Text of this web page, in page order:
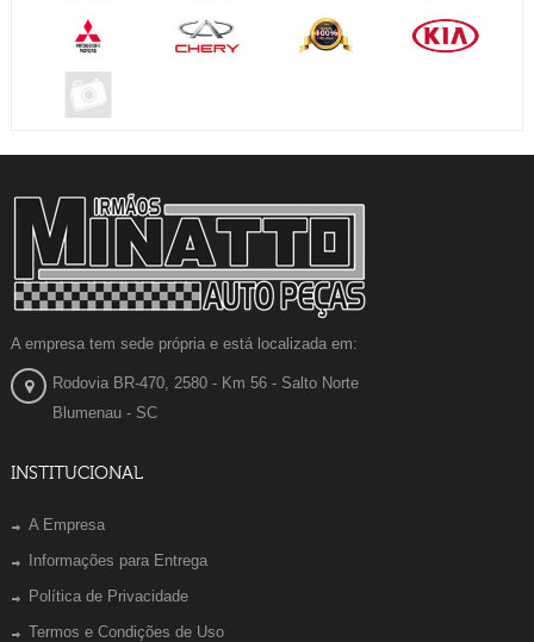
A empresa tem sede própria e está localizada em:
Rodovia BR-470, 2580 - Km 56 - Salto Norte
Blumenau - SC
INSTITUCIONAL
A Empresa
Informações para Entrega
Política de Privacidade
Termos e Condições de Uso